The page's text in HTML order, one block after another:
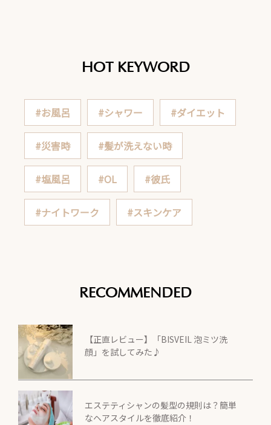
HOT KEYWORD
#お風呂 #シャワー #ダイエット
#災害時 #髪が洗えない時
#塩風呂 #OL #彼氏
#ナイトワーク #スキンケア
RECOMMENDED
【正直レビュー】「BISVEIL 泡ミツ洗
顔」を試してみた♪
エステティシャンの髪型の規則は？簡単
なヘアスタイルを徹底紹介！